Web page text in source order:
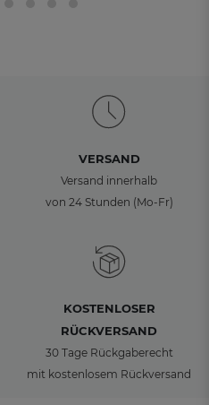
VERSAND
Versand innerhalb
von 24 Stunden (Mo-Fr)
KOSTENLOSER
RÜCKVERSAND
30 Tage Rückgaberecht
mit kostenlosem Rückversand